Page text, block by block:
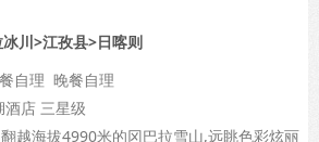
川>江孜县>日喀则
自理 晚餐自理
酒店 三星级
越海拔4990米的冈巴拉雪山,远眺色彩炫丽